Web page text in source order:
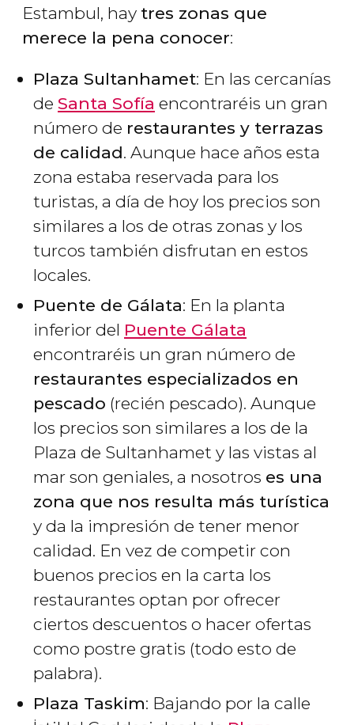
Estambul, hay tres zonas que
merece la pena conocer:
Plaza Sultanhamet: En las cercanías
de Santa Sofía encontraréis un gran
número de restaurantes y terrazas
de calidad. Aunque hace años esta
zona estaba reservada para los
turistas, a día de hoy los precios son
similares a los de otras zonas y los
turcos también disfrutan en estos
locales.
Puente de Gálata: En la planta
inferior del Puente Gálata
encontraréis un gran número de
restaurantes especializados en
pescado (recién pescado). Aunque
los precios son similares a los de la
Plaza de Sultanhamet y las vistas al
mar son geniales, a nosotros es una
zona que nos resulta más turística
y da la impresión de tener menor
calidad. En vez de competir con
buenos precios en la carta los
restaurantes optan por ofrecer
ciertos descuentos o hacer ofertas
como postre gratis (todo esto de
palabra).
Plaza Taskim: Bajando por la calle